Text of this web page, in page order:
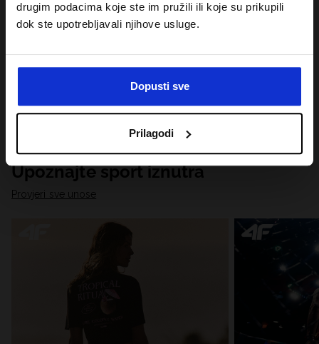
drugim podacima koje ste im pružili ili koje su prikupili
dok ste upotrebljavali njihove usluge.
Dopusti sve
Prilagodi
Upoznajte sport iznutra
Provjeri sve unose